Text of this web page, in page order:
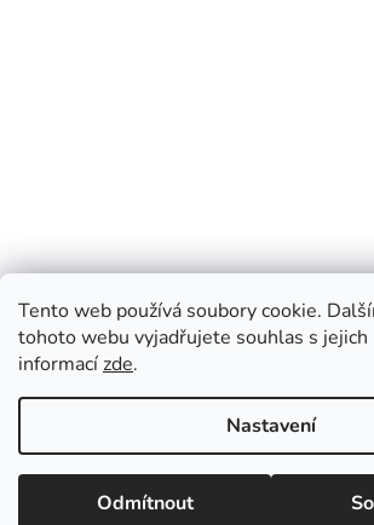
Tento web používá soubory cookie.
tohoto webu vyjadřujete souhlas s jejich
informacízde.
Nastavení
Odmítnout